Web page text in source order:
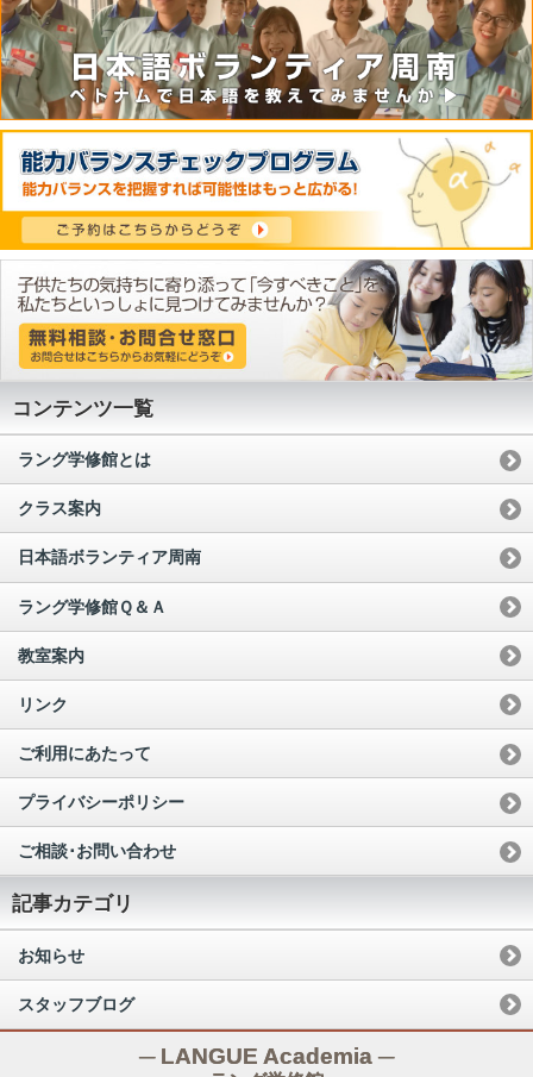
コンテンツ一覧
ラング学修館とは
クラス案内
日本語ボランティア周南
ラング学修館Ｑ＆Ａ
教室案内
リンク
ご利用にあたって
プライバシーポリシー
ご相談･お問い合わせ
記事カテゴリ
お知らせ
スタッフブログ
─ LANGUE Academia ─